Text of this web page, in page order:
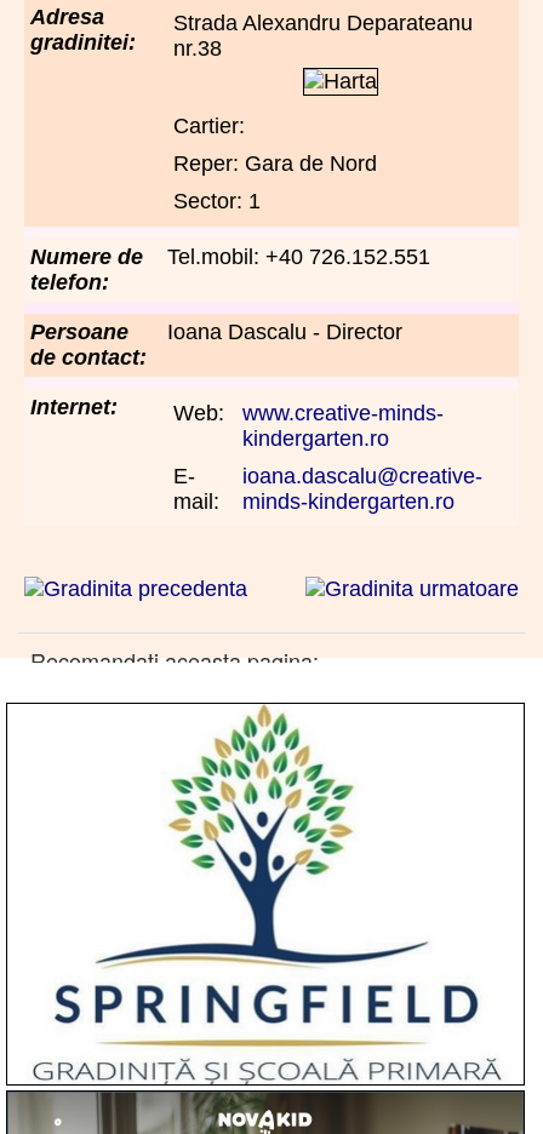
Adresa
gradinitei:
Strada Alexandru Deparateanu
nr.38
Cartier:
Reper: Gara de Nord
Sector: 1
Numere de
telefon:
Tel.mobil: +40 726.152.551
Persoane
de contact:
Ioana Dascalu - Director
Internet: Web:
www.creative-minds-
kindergarten.ro
E-
mail:
ioana.dascalu@creative-
minds-kindergarten.ro
Recomandati aceasta pagina: